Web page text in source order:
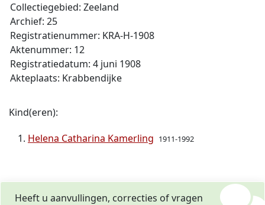
Collectiegebied: Zeeland
Archief: 25
Registratienummer: KRA-H-1908
Aktenummer: 12
Registratiedatum: 4 juni 1908
Akteplaats: Krabbendijke
Kind(eren):
Helena Catharina Kamerling 1911-1992
Heeft u aanvullingen, correcties of vragen